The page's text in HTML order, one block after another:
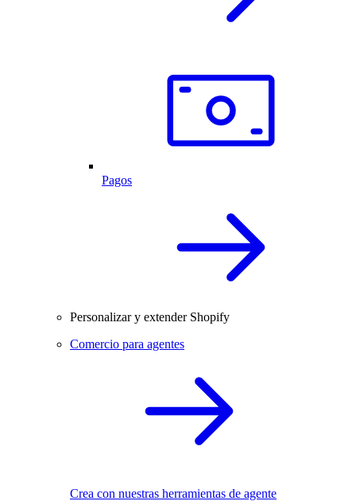
Pagos
Personalizar y extender Shopify
Comercio para agentes
Crea con nuestras herramientas de agente